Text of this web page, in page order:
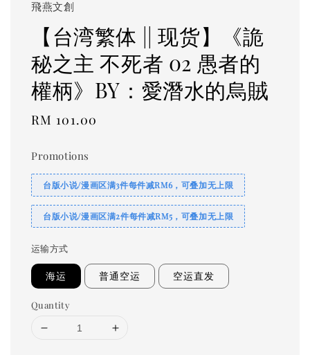
飛燕文創
【台湾繁体 || 现货】《詭
秘之主 不死者 02 愚者的
權柄》BY：愛潛水的烏賊
Regular
RM 101.00
Promotions
台版小说/漫画区满3件每件减RM6，可叠加无上限
台版小说/漫画区满2件每件减RM5，可叠加无上限
运输方式
海运 普通空运 空运直发
Quantity